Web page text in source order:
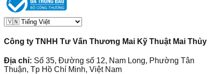
Công ty TNHH Tư Vấn Thương Mai Kỹ Thuật Mai Thủy
Địa chỉ: Số 35, Đường số 12, Nam Long, Phường Tân
Thuận, Tp Hồ Chí Minh, Việt Nam